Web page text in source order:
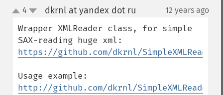
up
down
4 dkrnl at yandex dot ru 12 years ago
Wrapper XMLReader class, for simple
https://github.com/dkrnl/SimpleXMLReader
http://github.com/dkrnl/SimpleXMLReader/